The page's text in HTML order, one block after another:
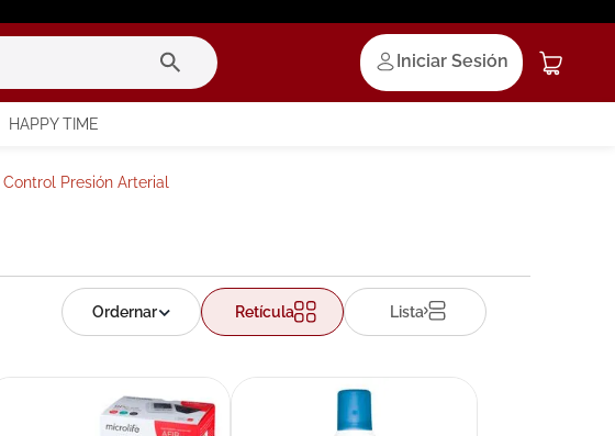
Iniciar Sesión
HAPPY TIME
Control Presión Arterial
Retícula Lista